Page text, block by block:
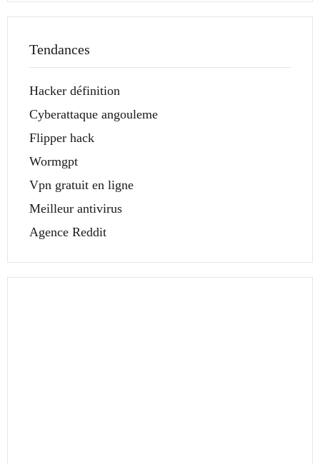
Tendances
Hacker définition
Cyberattaque angouleme
Flipper hack
Wormgpt
Vpn gratuit en ligne
Meilleur antivirus
Agence Reddit